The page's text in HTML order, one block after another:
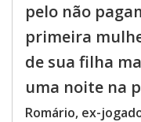
pelo não
primeira
de sua filha
uma noite na
Romário, ex-